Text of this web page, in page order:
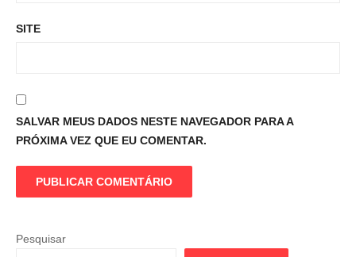
SITE
SALVAR MEUS DADOS NESTE NAVEGADOR PARA A
PRÓXIMA VEZ QUE EU COMENTAR.
Pesquisar